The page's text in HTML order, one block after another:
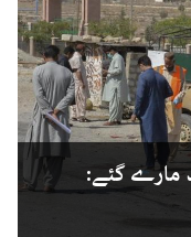
پسند مارے گئے: